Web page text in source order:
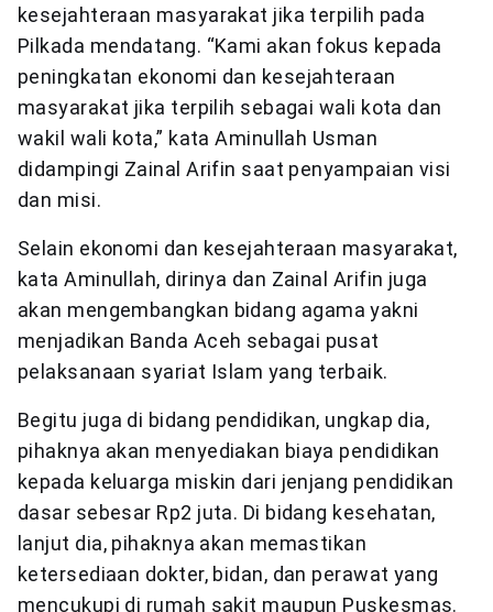
kesejahteraan masyarakat jika terpilih pada
Pilkada mendatang. “Kami akan fokus kepada
peningkatan ekonomi dan kesejahteraan
masyarakat jika terpilih sebagai wali kota dan
wakil wali kota,” kata Aminullah Usman
didampingi Zainal Arifin saat penyampaian visi
dan misi.
Selain ekonomi dan kesejahteraan masyarakat,
kata Aminullah, dirinya dan Zainal Arifin juga
akan mengembangkan bidang agama yakni
menjadikan Banda Aceh sebagai pusat
pelaksanaan syariat Islam yang terbaik.
Begitu juga di bidang pendidikan, ungkap dia,
pihaknya akan menyediakan biaya pendidikan
kepada keluarga miskin dari jenjang pendidikan
dasar sebesar Rp2 juta. Di bidang kesehatan,
lanjut dia, pihaknya akan memastikan
ketersediaan dokter, bidan, dan perawat yang
mencukupi di rumah sakit maupun Puskesmas.